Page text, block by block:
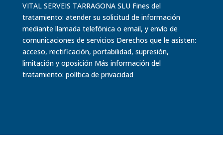
VITAL SERVEIS TARRAGONA SLU Fines del
tratamiento: atender su solicitud de información
mediante llamada telefónica o email, y envío de
comunicaciones de servicios Derechos que le asisten:
acceso, rectificación, portabilidad, supresión,
limitación y oposición Más información del
tratamiento: política deprivacidad